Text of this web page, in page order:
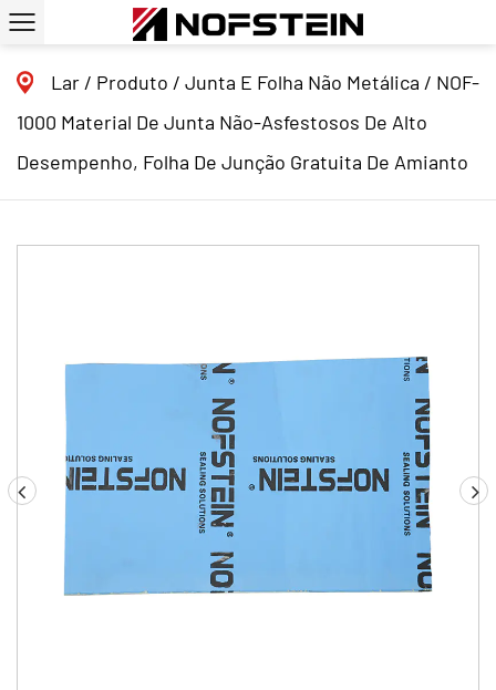
Lar / Produto / Junta E Folha Não Metálica / NOF-
1000 Material De Junta Não-Asfestosos De Alto
Desempenho, Folha De Junção Gratuita De Amianto